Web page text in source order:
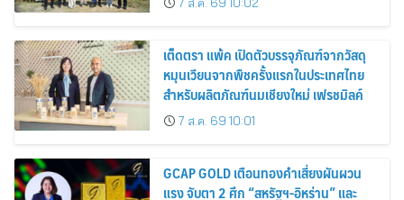
เต็ดตรา แพ้ค เปิดตัวบรรจุภัณฑ์จากวัสดุ
หมุนเวียนจากพืชครั้งแรกในประเทศไทย
สำหรับผลิตภัณฑ์นมเชียงใหม่ เฟรชมิลค์
7 ส.ค. 69 10:01
GCAP GOLD เตือนทองคำเสี่ยงผันผวน
แรง จับตา 2 ศึก “สหรัฐฯ-อิหร่าน” และ